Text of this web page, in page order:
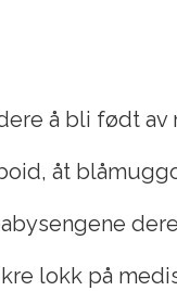
å bli født
åt
lokk på